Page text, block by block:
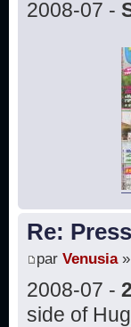
2008-07 -
Re:
par Venusia»
2008-07 -
side of